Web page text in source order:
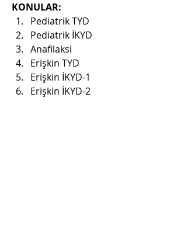
KONULAR:
Pediatrik TYD
Pediatrik İKYD
Anafilaksi
Erişkin TYD
Erişkin İKYD-1
Erişkin İKYD-2